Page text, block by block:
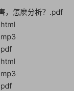
，怎麽分析？.pdf